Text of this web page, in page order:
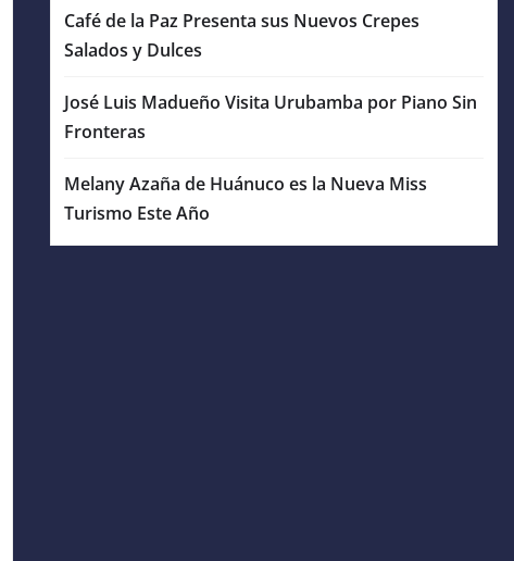
Café de la Paz Presenta sus Nuevos Crepes
Salados y Dulces
José Luis Madueño Visita Urubamba por Piano Sin
Fronteras
Melany Azaña de Huánuco es la Nueva Miss
Turismo Este Año